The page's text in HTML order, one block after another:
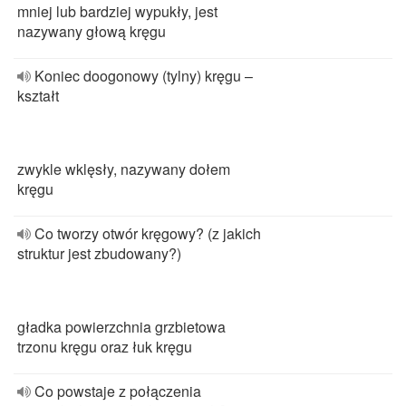
mniej lub bardziej wypukły, jest
nazywany głową kręgu
Koniec doogonowy (tylny) kręgu –
kształt
zwykle wklęsły, nazywany dołem
kręgu
Co tworzy otwór kręgowy? (z jakich
struktur jest zbudowany?)
gładka powierzchnia grzbietowa
trzonu kręgu oraz łuk kręgu
Co powstaje z połączenia